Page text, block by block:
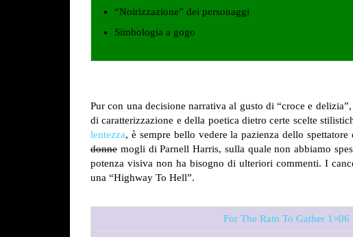
“Noirizzazione” dei personaggi
Simbologia a gogo
Pur con una decisione narrativa al gusto di “croce e
di caratterizzazione e della poetica dietro certe scelte
lentezza, è sempre bello vedere la pazienza dello
donne mogli di Parnell Harris, sulla quale non abbiamo
potenza visiva non ha bisogno di ulteriori commenti. I
una “Highway To Hell”.
For The Rain To Gather 1×06